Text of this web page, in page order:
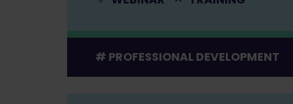
PROFESSIONAL DEVELOPMENT